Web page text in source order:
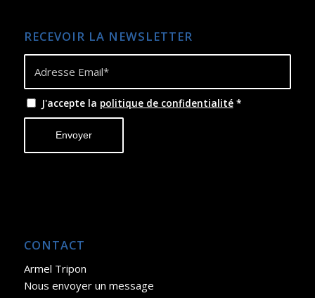
RECEVOIR LA NEWSLETTER
J'accepte la politique de confidentialité *
CONTACT
Armel Tripon
Nous envoyer un message